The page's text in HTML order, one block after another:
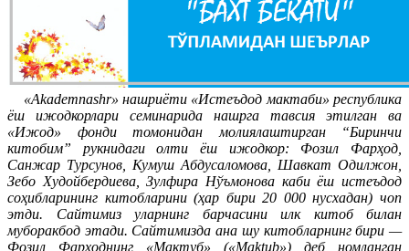
«Akademnashr» нашриёти «Истеъдод мактаби» республика
ёш ижодкорлари семинарида нашрга тавсия этилган ва
«Ижод» фонди томонидан молиялаштирган “Биринчи
китобим” рукнидаги олти ёш ижодкор: Фозил Фарҳод,
Санжар Турсунов, Кумуш Абдусаломова, Шавкат Одилжон,
Зебо Худойбердиева, Зулфира Нўъмонова каби ёш истеъдод
соҳибларининг китобларини (ҳар бири 20 000 нусхадан) чоп
этди. Сайтимиз уларнинг барчасини илк китоб билан
муборакбод этади. Сайтимизда ана шу китобларнинг бири —
Фозил Фарҳоднинг «Мактуб» («Maktub») деб номланган